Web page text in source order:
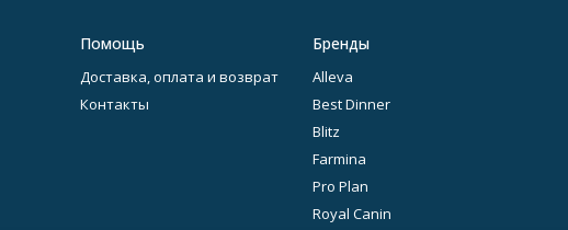
Помощь
Доставка, оплата и возврат
Контакты
Бренды
Alleva
Best Dinner
Blitz
Farmina
Pro Plan
Royal Canin